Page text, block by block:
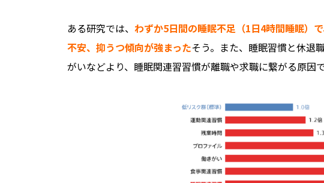
ある研究では、 わずか5日間の睡眠不足（1日4時間睡眠）
不安、抑うつ傾向が強まったそう。また、睡眠習慣と休退
がいなどより、睡眠関連習習慣が離職や求職に繋がる原因